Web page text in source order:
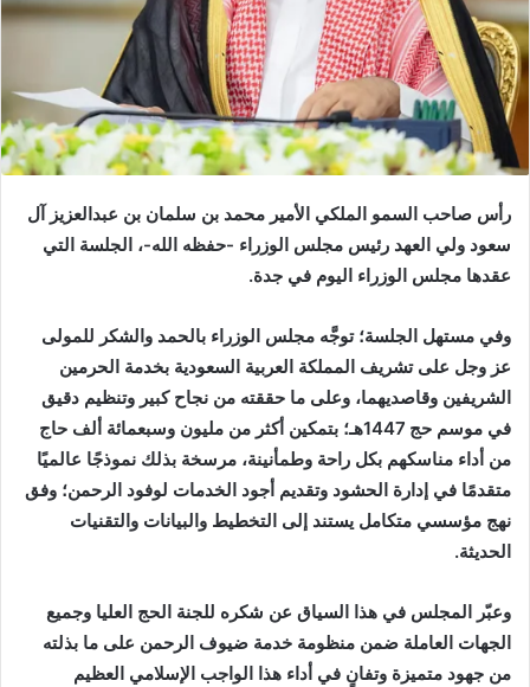
رأس صاحب السمو الملكي الأمير محمد بن سلمان بن عبدالعزيز آل
سعود ولي العهد رئيس مجلس الوزراء -حفظه الله-، الجلسة التي
عقدها مجلس الوزراء اليوم في جدة.
وفي مستهل الجلسة؛ توجَّه مجلس الوزراء بالحمد والشكر للمولى
عز وجل على تشريف المملكة العربية السعودية بخدمة الحرمين
الشريفين وقاصديهما، وعلى ما حققته من نجاح كبير وتنظيم دقيق
في موسم حج 1447هـ؛ بتمكين أكثر من مليون وسبعمائة ألف حاج
من أداء مناسكهم بكل راحة وطمأنينة، مرسخة بذلك نموذجًا عالميًا
متقدمًا في إدارة الحشود وتقديم أجود الخدمات لوفود الرحمن؛ وفق
نهج مؤسسي متكامل يستند إلى التخطيط والبيانات والتقنيات
الحديثة.
وعبّر المجلس في هذا السياق عن شكره للجنة الحج العليا وجميع
الجهات العاملة ضمن منظومة خدمة ضيوف الرحمن على ما بذلته
من جهود متميزة وتفانٍ في أداء هذا الواجب الإسلامي العظيم